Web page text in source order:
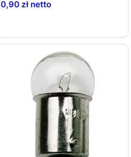
0,90 zł netto